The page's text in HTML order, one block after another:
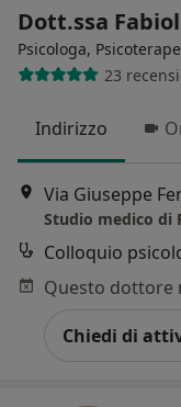
Dott.ssa
Psicologa,
23
Indirizzo
Via Giuseppe
Studio medico di
Colloquio
Chiedi di